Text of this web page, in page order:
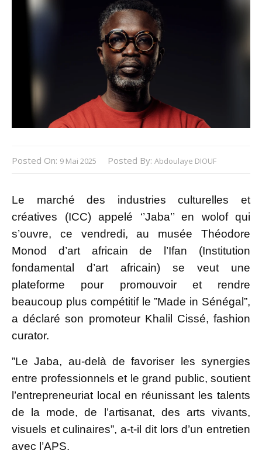
Posted On: 9 Mai 2025 Posted By: Abdoulaye DIOUF
Le marché des industries culturelles et
créatives (ICC) appelé ‘’Jaba’’ en wolof qui
s’ouvre, ce vendredi, au musée Théodore
Monod d’art africain de l’Ifan (Institution
fondamental d’art africain) se veut une
plateforme pour promouvoir et rendre
beaucoup plus compétitif le ”Made in Sénégal”,
a déclaré son promoteur Khalil Cissé, fashion
curator.
”Le Jaba, au-delà de favoriser les synergies
entre professionnels et le grand public, soutient
l’entrepreneuriat local en réunissant les talents
de la mode, de l’artisanat, des arts vivants,
visuels et culinaires”, a-t-il dit lors d’un entretien
avec l’APS.